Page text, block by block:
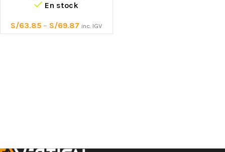
En stock
S/63.85 – S/69.87 inc. IGV